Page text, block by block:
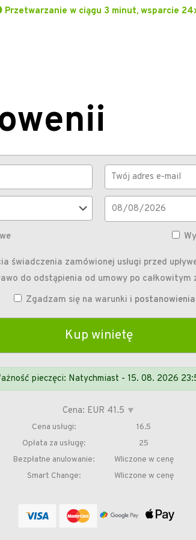
Przetwarzanie w ciągu 3 minut, wsparcie
świadczenia zamówionej usługi przed
do odstąpienia od umowy po całkowitym
Zgadzam się na warunki i postanowienia
pieczęci: Natychmiast - 15. 08. 2026
Cena: EUR 41.5 ⯆
Cena usługi:
16.5
Opłata za usługę:
25
Bezpłatne anulowanie:
Wliczone w cenę
Smart Change:
Wliczone w cenę